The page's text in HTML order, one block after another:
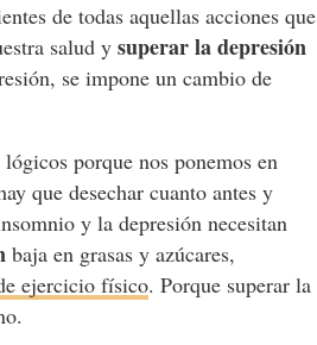
de todas aquellas acciones que
salud ysuperar la depresión
se impone un cambio de
porque nos ponemos en
que desechar cuanto antes y
y la depresión necesitan
baja en grasas y azúcares,
ejercicio físico. Porque superar la